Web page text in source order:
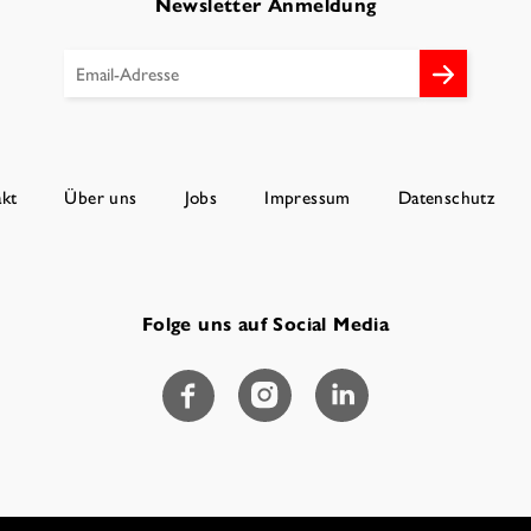
Über uns Jobs Impressum Datenschutz
Folge uns auf Social Media